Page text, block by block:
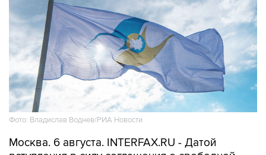
Фото: Владислав Воднев/РИА Новости
Москва. 6 августа. INTERFAX.RU - Датой